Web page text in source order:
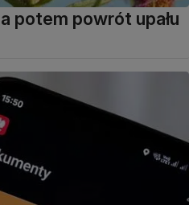
potem powrót upału